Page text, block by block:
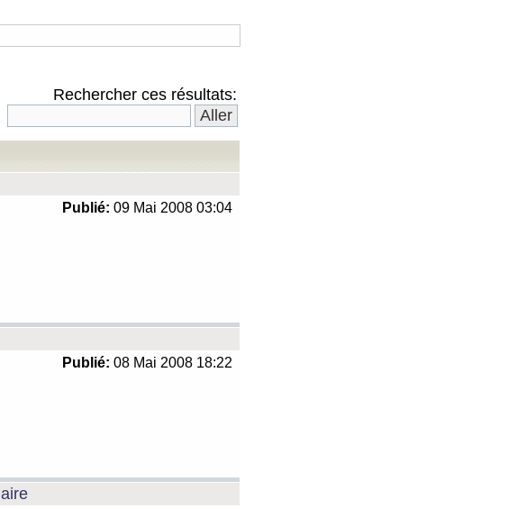
Rechercher ces résultats:
Publié: 09 Mai 2008 03:04
Publié: 08 Mai 2008 18:22